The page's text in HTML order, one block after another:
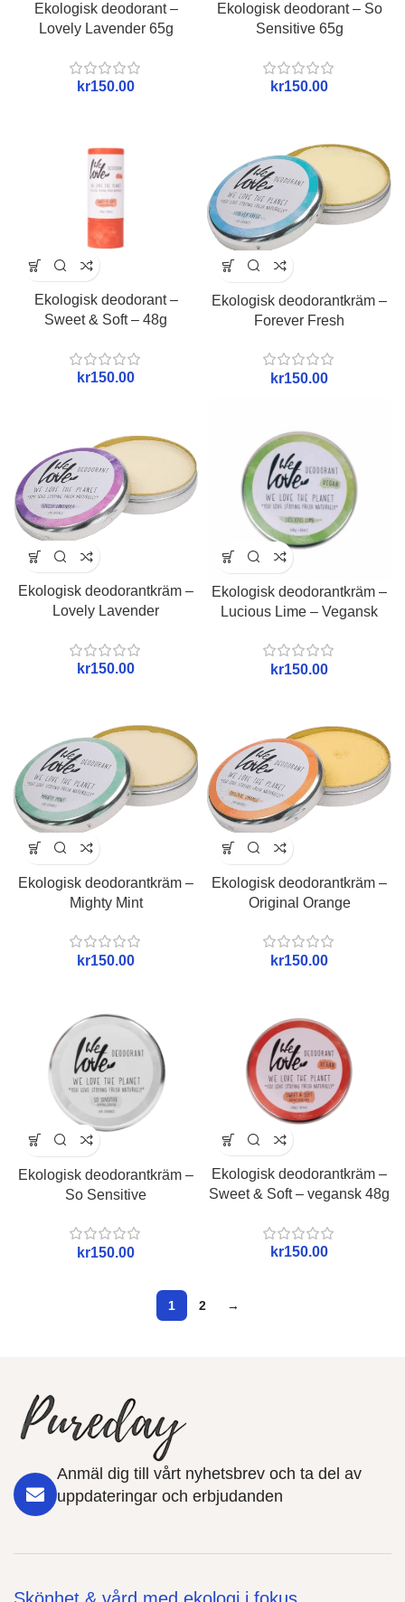
Ekologisk deodorant –
Lovely Lavender 65g
kr
Ekologisk deodorant – So
Sensitive 65g
kr
Ekologisk deodorant –
Sweet & Soft – 48g
kr
Ekologisk deodorantkräm –
Forever Fresh
kr
Ekologisk deodorantkräm –
Lovely Lavender
kr
Ekologisk deodorantkräm –
Lucious Lime – Vegansk
kr
Ekologisk deodorantkräm –
Mighty Mint
kr
Ekologisk deodorantkräm –
Original Orange
kr
Ekologisk deodorantkräm –
So Sensitive
kr
Ekologisk deodorantkräm –
Sweet & Soft – vegansk 48g
kr
1 2 →
Anmäl dig till vårt nyhetsbrev och ta del av
uppdateringar och erbjudanden
Skönhet & vård med ekologi i fokus